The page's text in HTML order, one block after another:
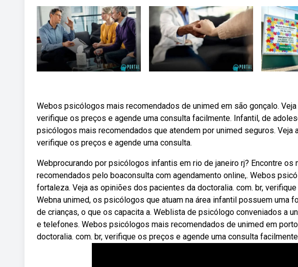
Webos psicólogos mais recomendados de unimed em são gonçalo.
verifique os preços e agende uma consulta facilmente. Infantil, de
psicólogos mais recomendados que atendem por unimed seguros. Veja
verifique os preços e agende uma consulta.
Webprocurando por psicólogos infantis em rio de janeiro rj? Encontre
recomendados pelo boaconsulta com agendamento online,. Webos
fortaleza. Veja as opiniões dos pacientes da doctoralia. com. br,
Webna unimed, os psicólogos que atuam na área infantil possuem uma
de crianças, o que os capacita a. Weblista de psicólogo conveniados a
e telefones. Webos psicólogos mais recomendados de unimed em
doctoralia. com. br, verifique os preços e agende uma consulta